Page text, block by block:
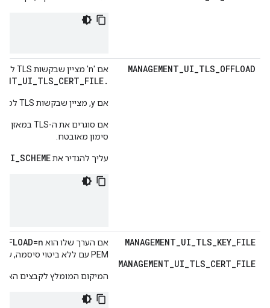
MANAGEMENT_UI_TLS_OFFLOAD אם 'n' מציין שבקשות TLS לממשק המשתמש של Edge הסתיימו בממשק המשתמש של Edge. צריך להגדיר את
אם y, מציין שבקשות TLS לממשק המשתמש של Edge הסתיימו ב- מאזן עומסים, ושמאזן העומסים מעביר את הבקשה לממשק המשתמש של Edge. באמצעות HTTP.
סימון מאובטח.
עליך להגדיר את
MANAGEMENT_UI_TLS_KEY_FILE
MANAGEMENT_UI_TLS_CERT_FILE
אם הערך שלו הוא
PEM עם ללא ביטוי סיסמה, עליהם להיות בבעלות ה-"apigee" משתמש.
המיקום המומלץ לקבצים